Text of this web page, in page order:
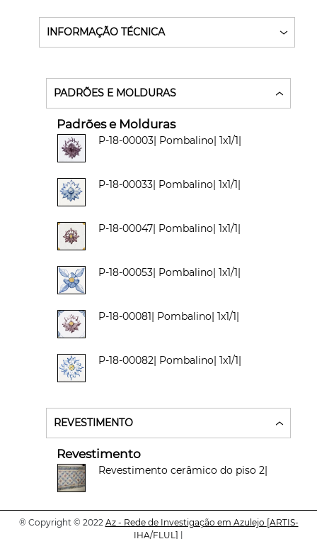
INFORMAÇÃO TÉCNICA
PADRÕES E MOLDURAS
Padrões e Molduras
P-18-00003| Pombalino| 1x1/1|
P-18-00033| Pombalino| 1x1/1|
P-18-00047| Pombalino| 1x1/1|
P-18-00053| Pombalino| 1x1/1|
P-18-00081| Pombalino| 1x1/1|
P-18-00082| Pombalino| 1x1/1|
REVESTIMENTO
Revestimento
Revestimento cerâmico do piso 2|
® Copyright © 2022 Az - Rede de Investigação em Azulejo [ARTIS-
IHA/FLUL]